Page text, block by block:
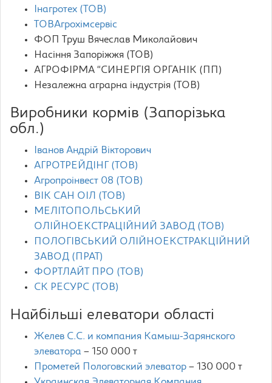
Інагротех (ТОВ)
ТОВАгрохімсервіс
ФОП Труш Вячеслав Миколайович
Насіння Запоріжжя (ТОВ)
АГРОФІРМА “СИНЕРГІЯ ОРГАНІК (ПП)
Незалежна аграрна індустрія (ТОВ)
Виробники кормів (Запорізька
обл.)
Іванов Андрій Вікторович
АГРОТРЕЙДІНГ (ТОВ)
Агропроінвест 08 (ТОВ)
ВІК САН ОІЛ (ТОВ)
МЕЛІТОПОЛЬСЬКИЙ
ОЛІЙНОЕКСТРАЦІЙНИЙ ЗАВОД (ТОВ)
ПОЛОГІВСЬКИЙ ОЛІЙНОЕКСТРАКЦІЙНИЙ
ЗАВОД (ПРАТ)
ФОРТЛАЙТ ПРО (ТОВ)
СК РЕСУРС (ТОВ)
Найбільші елеватори області
Желев С.С. и компания Камыш-Зарянского
элеватора – 150 000 т
Прометей Пологовский элеватор – 130 000 т